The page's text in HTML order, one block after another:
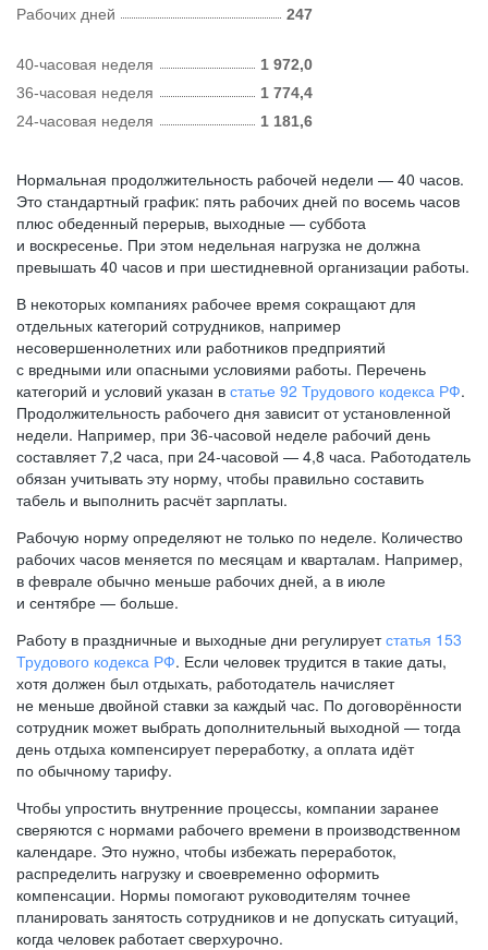
Рабочих дней 247
40-часовая неделя
1 972,0
36-часовая неделя
1 774,4
24-часовая неделя
1 181,6
Нормальная продолжительность рабочей недели — 40 часов.
Это стандартный график: пять рабочих дней по восемь часов
плюс обеденный перерыв, выходные — суббота
и воскресенье. При этом недельная нагрузка не должна
превышать 40 часов и при шестидневной организации работы.
В некоторых компаниях рабочее время сокращают для
отдельных категорий сотрудников, например
несовершеннолетних или работников предприятий
с вредными или опасными условиями работы. Перечень
категорий и условий указан в статье 92 Трудового кодекса РФ.
Продолжительность рабочего дня зависит от установленной
недели. Например, при 36-часовой неделе рабочий день
составляет 7,2 часа, при 24-часовой — 4,8 часа. Работодатель
обязан учитывать эту норму, чтобы правильно составить
табель и выполнить расчёт зарплаты.
Рабочую норму определяют не только по неделе. Количество
рабочих часов меняется по месяцам и кварталам. Например,
в феврале обычно меньше рабочих дней, а в июле
и сентябре — больше.
Работу в праздничные и выходные дни регулируетстатья 153
Трудового кодекса РФ. Если человек трудится в такие даты,
хотя должен был отдыхать, работодатель начисляет
не меньше двойной ставки за каждый час. По договорённости
сотрудник может выбрать дополнительный выходной — тогда
день отдыха компенсирует переработку, а оплата идёт
по обычному тарифу.
Чтобы упростить внутренние процессы, компании заранее
сверяются с нормами рабочего времени в производственном
календаре. Это нужно, чтобы избежать переработок,
распределить нагрузку и своевременно оформить
компенсации. Нормы помогают руководителям точнее
планировать занятость сотрудников и не допускать ситуаций,
когда человек работает сверхурочно.